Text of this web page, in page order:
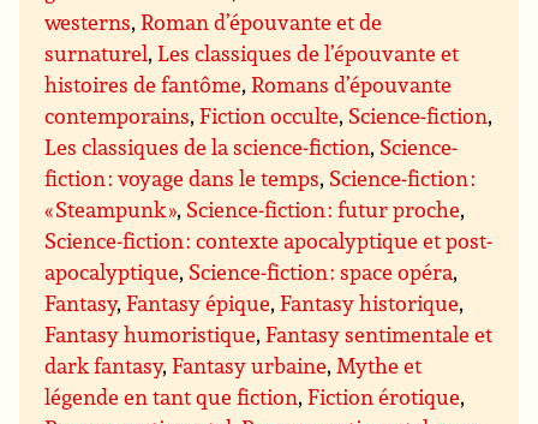
westerns,Roman d’épouvante et de
surnaturel,Les classiques de l’épouvante et
histoires de fantôme,Romans d’épouvante
contemporains,Fiction occulte, Science-fiction,
Les classiques de la science-fiction, Science-
fiction : voyage dans le temps, Science-fiction :
« Steampunk », Science-fiction : futur proche,
Science-fiction : contexte apocalyptique et post-
apocalyptique, Science-fiction : space opéra,
Fantasy,Fantasy épique,Fantasy historique,
Fantasy humoristique,Fantasy sentimentale et
dark fantasy,Fantasy urbaine,Mythe et
légende en tant que fiction,Fiction érotique,